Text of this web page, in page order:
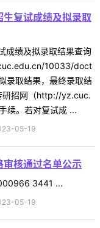
复试成绩及拟录取
成绩及拟录取结果查询
10033/doct
录取结果，最终录取结
研招网（http://yz.cuc.
续。若对复试成 ...
05-19
核通过名单公示
3441 ...
05-19